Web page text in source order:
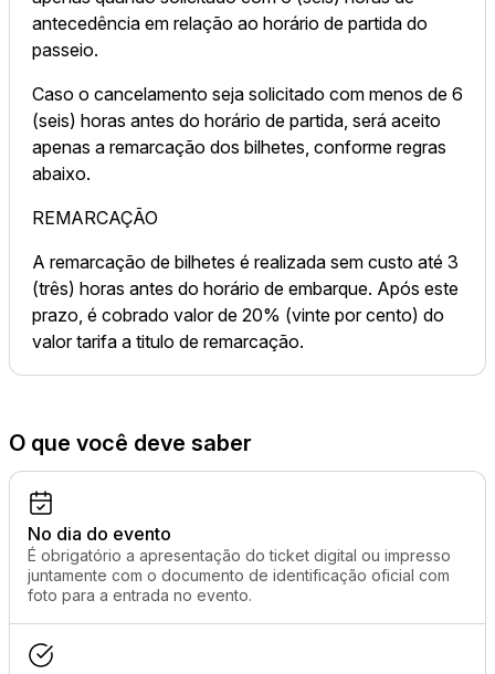
antecedência em relação ao horário de partida do
passeio.
Caso o cancelamento seja solicitado com menos de 6
(seis) horas antes do horário de partida, será aceito
apenas a remarcação dos bilhetes, conforme regras
abaixo.
REMARCAÇÃO
A remarcação de bilhetes é realizada sem custo até 3
(três) horas antes do horário de embarque. Após este
prazo, é cobrado valor de 20% (vinte por cento) do
valor tarifa a titulo de remarcação.
O que você deve saber
No dia do evento
É obrigatório a apresentação do ticket digital ou impresso
juntamente com o documento de identificação oficial com
foto para a entrada no evento.